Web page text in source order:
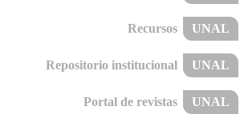
Recursos UNAL
Repositorio institucional UNAL
Portal de revistas UNAL